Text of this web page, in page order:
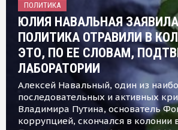
ПОЛИТИКА
ЮЛИЯ НАВАЛЬНАЯ
ПОЛИТИКА ОТРАВИЛИ В
ЭТО, ПО ЕЕ СЛОВАМ,
ЛАБОРАТОРИИ
Алексей Навальный, один из
последовательных и активных
Владимира Путина, основатель
коррупцией, скончался в колонии